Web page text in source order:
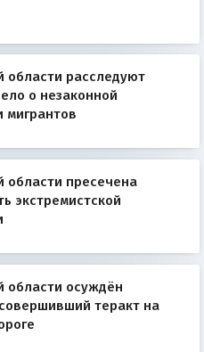
области расследуют
о незаконной
мигрантов
области пресечена
экстремистской
области осуждён
теракт на